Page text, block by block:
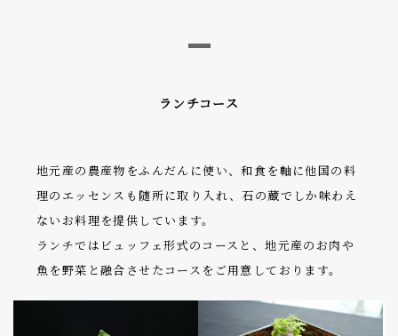
ランチコース
地元産の農産物をふんだんに使い、和食を軸に他国の料
理のエッセンスも随所に取り入れ、石の蔵でしか味わえ
ないお料理を提供しています。
ランチではビュッフェ形式のコースと、地元産のお肉や
魚を野菜と融合させたコースをご用意しております。